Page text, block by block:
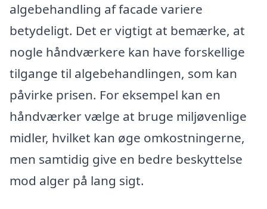
algebehandling af facade variere
betydeligt. Det er vigtigt at bemærke, at
nogle håndværkere kan have forskellige
tilgange til algebehandlingen, som kan
påvirke prisen. For eksempel kan en
håndværker vælge at bruge miljøvenlige
midler, hvilket kan øge omkostningerne,
men samtidig give en bedre beskyttelse
mod alger på lang sigt.